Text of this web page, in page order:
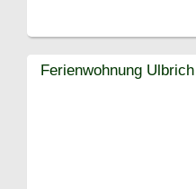
Ferienwohnung Ulbrich